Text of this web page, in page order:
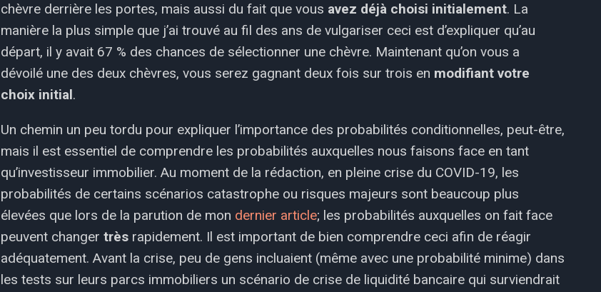
chèvre derrière les portes, mais aussi du fait que vous avez déjà choisi initialement. La
manière la plus simple que j’ai trouvé au fil des ans de vulgariser ceci est d’expliquer qu’au
départ, il y avait 67 % des chances de sélectionner une chèvre. Maintenant qu’on vous a
dévoilé une des deux chèvres, vous serez gagnant deux fois sur trois en modifiant votre
choix initial.
Un chemin un peu tordu pour expliquer l’importance des probabilités conditionnelles, peut-être,
mais il est essentiel de comprendre les probabilités auxquelles nous faisons face en tant
qu’investisseur immobilier. Au moment de la rédaction, en pleine crise du COVID-19, les
probabilités de certains scénarios catastrophe ou risques majeurs sont beaucoup plus
élevées que lors de la parution de mon dernier article; les probabilités auxquelles on fait face
peuvent changertrès rapidement. Il est important de bien comprendre ceci afin de réagir
adéquatement. Avant la crise, peu de gens incluaient (même avec une probabilité minime) dans
les tests sur leurs parcs immobiliers un scénario de crise de liquidité bancaire qui surviendrait